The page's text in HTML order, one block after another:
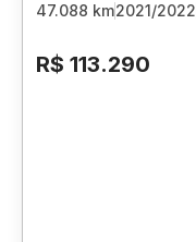
47.088 km2021/2022
R$ 113.290